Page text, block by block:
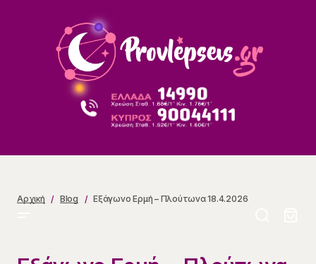
Αρχική Blog Εξάγωνο Ερμή – Πλούτωνα 18.4.2026